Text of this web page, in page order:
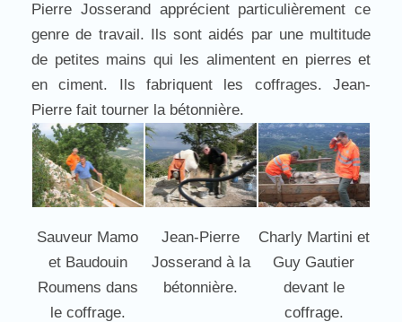
Pierre Josserand apprécient particulièrement ce
genre de travail. Ils sont aidés par une multitude
de petites mains qui les alimentent en pierres et
en ciment. Ils fabriquent les coffrages. Jean-
Pierre fait tourner la bétonnière.
Sauveur Mamo
et Baudouin
Roumens dans
le coffrage.
Jean-Pierre
Josserand à la
bétonnière.
Charly Martini et
Guy Gautier
devant le
coffrage.